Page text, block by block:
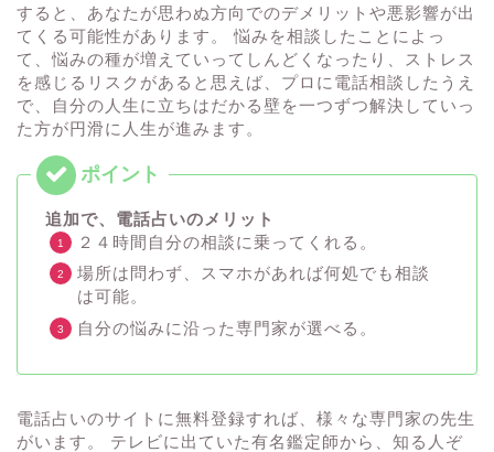
すると、あなたが思わぬ方向でのデメリットや悪影響が出
てくる可能性があります。 悩みを相談したことによっ
て、悩みの種が増えていってしんどくなったり、ストレス
を感じるリスクがあると思えば、プロに電話相談したうえ
で、自分の人生に立ちはだかる壁を一つずつ解決していっ
た方が円滑に人生が進みます。
追加で、電話占いのメリット
２４時間自分の相談に乗ってくれる。
場所は問わず、スマホがあれば何処でも相談
は可能。
自分の悩みに沿った専門家が選べる。
電話占いのサイトに無料登録すれば、様々な専門家の先生
がいます。 テレビに出ていた有名鑑定師から、知る人ぞ